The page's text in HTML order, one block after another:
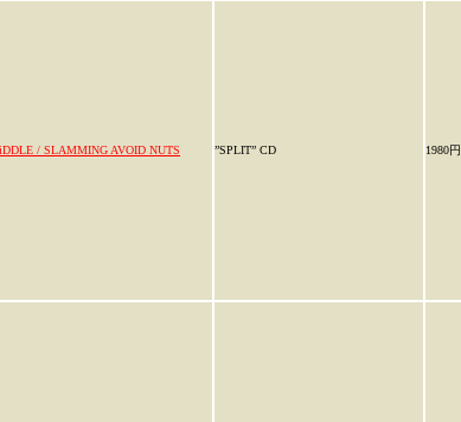
/ SLAMMING AVOID NUTS ”SPLIT” CD 1980円